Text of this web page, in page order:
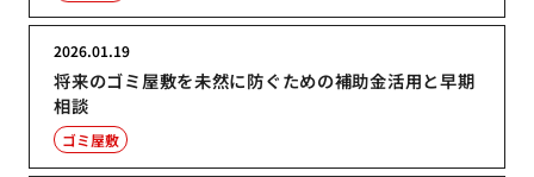
将来のゴミ屋敷を未然に防ぐための補助金活用と早期
相談
2026.01.19
ゴミ屋敷